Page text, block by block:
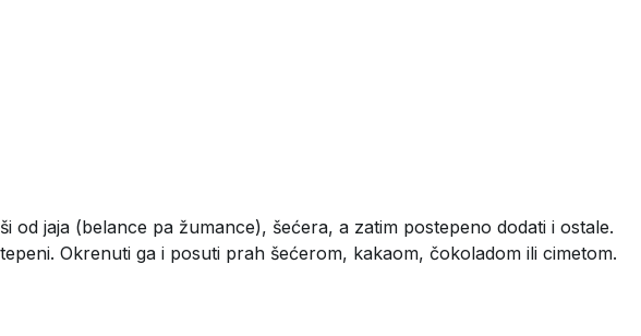
od jaja (belance pa žumance), šećera, a zatim postepeno dodati i ostale.
Okrenuti ga i posuti prah šećerom, kakaom, čokoladom ili cimetom.